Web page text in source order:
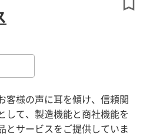
客様の声に耳を傾け、信頼関
して、製造機能と商社機能を
とサービスをご提供していま